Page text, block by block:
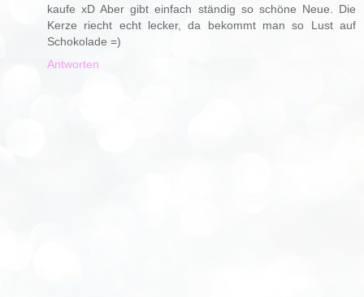
kaufe xD Aber gibt einfach ständig so schöne Neue. Die
Kerze riecht echt lecker, da bekommt man so Lust auf
Schokolade =)
Antworten